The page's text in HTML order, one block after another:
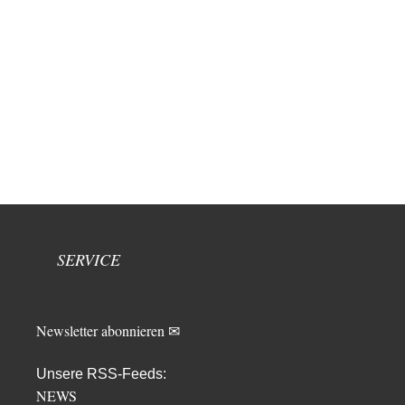
SERVICE
Newsletter abonnieren ✉
Unsere RSS-Feeds:
NEWS